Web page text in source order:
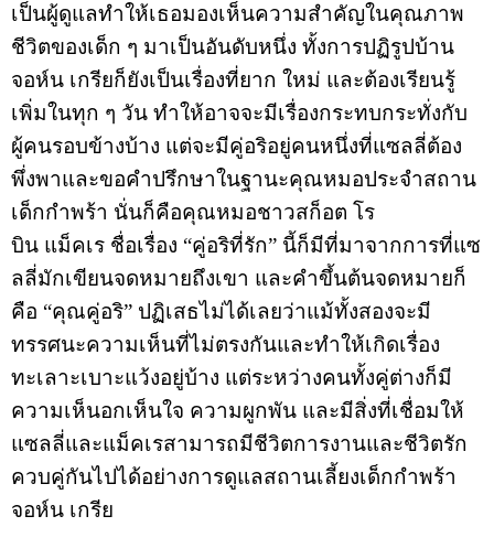
เป็นผู้ดูแลทำให้เธอมองเห็นความสำคัญในคุณภาพ
ชีวิตของเด็ก ๆ มาเป็นอันดับหนึ่ง ทั้งการปฏิรูปบ้าน
จอห์น เกรียก็ยังเป็นเรื่องที่ยาก ใหม่ และต้องเรียนรู้
เพิ่มในทุก ๆ วัน ทำให้อาจจะมีเรื่องกระทบกระทั่งกับ
ผู้คนรอบข้างบ้าง แต่จะมีคู่อริอยู่คนหนึ่งที่แซลลี่ต้อง
พึ่งพาและขอคำปรึกษาในฐานะคุณหมอประจำสถาน
เด็กกำพร้า นั่นก็คือคุณหมอชาวสก็อต โร
บิน แม็คเร ชื่อเรื่อง “คู่อริที่รัก” นี้ก็มีที่มาจากการที่แซ
ลลี่มักเขียนจดหมายถึงเขา และคำขึ้นต้นจดหมายก็
คือ “คุณคู่อริ” ปฏิเสธไม่ได้เลยว่าแม้ทั้งสองจะมี
ทรรศนะความเห็นที่ไม่ตรงกันและทำให้เกิดเรื่อง
ทะเลาะเบาะแว้งอยู่บ้าง แต่ระหว่างคนทั้งคู่ต่างก็มี
ความเห็นอกเห็นใจ ความผูกพัน และมีสิ่งที่เชื่อมให้
แซลลี่และแม็คเรสามารถมีชีวิตการงานและชีวิตรัก
ควบคู่กันไปได้อย่างการดูแลสถานเลี้ยงเด็กกำพร้า
จอห์น เกรีย